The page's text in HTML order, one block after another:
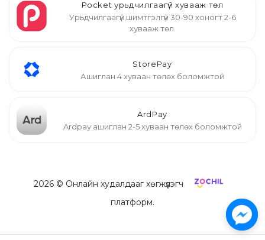
Pocket урьдчилгаагүй хувааж төл
Урьдчилгаагүй,шимтгэлгүй 30-90 хоногт 2-6
хувааж төл.
StorePay
Ашиглан 4 хуваан төлөх боломжтой
ArdPay
Ardpay ашиглан 2-5 хуваан төлөх боломжтой
2026© Онлайн худалдааг хөгжүүлэгч
платформ.